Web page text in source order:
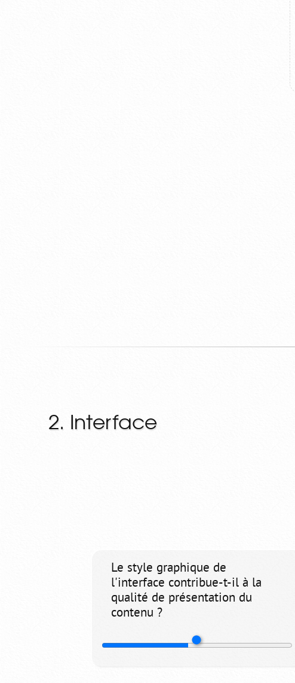
2. Interface
Le style graphique de
l'interface contribue-t-il à la
qualité de présentation du
contenu ?